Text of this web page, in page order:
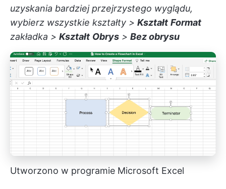
uzyskania bardziej przejrzystego wyglądu,
wybierz wszystkie kształty > Kształt Format
zakładka > Kształt Obrys > Bez obrysu
Utworzono w programie Microsoft Excel